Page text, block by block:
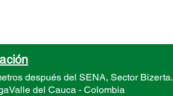
después del SENA, Sector Bizerta.
Valle del Cauca - Colombia